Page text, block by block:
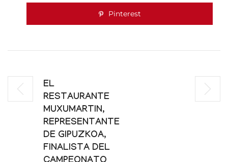
Pinterest
EL
RESTAURANTE
MUXUMARTIN,
REPRESENTANTE
DE GIPUZKOA,
FINALISTA DEL